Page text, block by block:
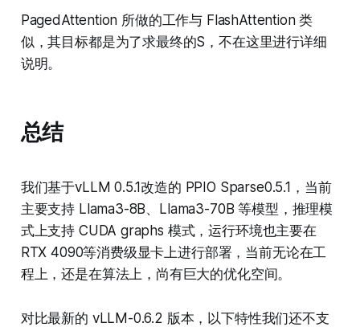
PagedAttention 所做的工作与 FlashAttention 类
似，其目标都是为了求最终的S，不在这里进行详细
说明。
总结
我们基于vLLM 0.5.1改造的 PPIO Sparse0.5.1，当前
主要支持 Llama3-8B、Llama3-70B 等模型，推理模
式上支持 CUDA graphs 模式，运行环境也主要在
RTX 4090等消费级显卡上进行部署，当前无论在工
程上，还是在算法上，尚有巨大的优化空间。
对比最新的 vLLM-0.6.2 版本，以下特性我们还不支